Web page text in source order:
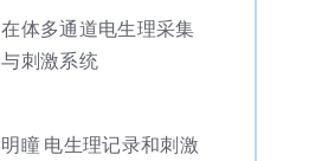
在体多通道电生理采集
与刺激系统
明瞳 电生理记录和刺激